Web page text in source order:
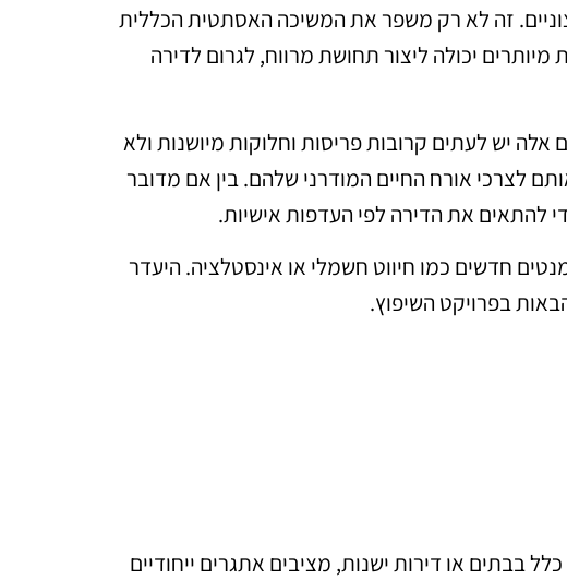
זה לא רק משפר את המשיכה האסתטית הכללית
יכולה ליצור תחושת מרווח, לגרום לדירה
אלה יש לעתים קרובות פריסות וחלוקות מיושנות ולא
לצרכי אורח החיים המודרני שלהם. בין אם מדובר
להתאים את הדירה לפי העדפות אישיות.
חדשים כמו חיווט חשמלי או אינסטלציה. היעדר
בפרויקט השיפוץ.
בבתים או דירות ישנות, מציבים אתגרים ייחודיים